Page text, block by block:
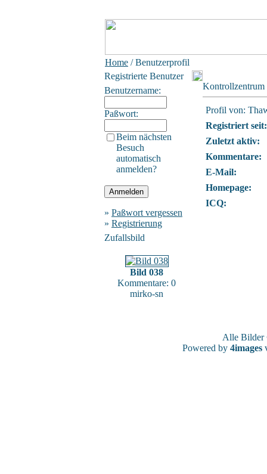
Home / Benutzerprofil
Registrierte Benutzer
Benutzername:
Paßwort:
Beim nächsten
Besuch
automatisch
anmelden?
» Paßwort vergessen
» Registrierung
Zufallsbild
Bild 038
Kommentare: 0
mirko-sn
Kontrollzentrum
Profil von:
Registriert seit:
Zuletzt aktiv:
Kommentare:
E-Mail:
Homepage:
ICQ:
Alle
Powered by 4images